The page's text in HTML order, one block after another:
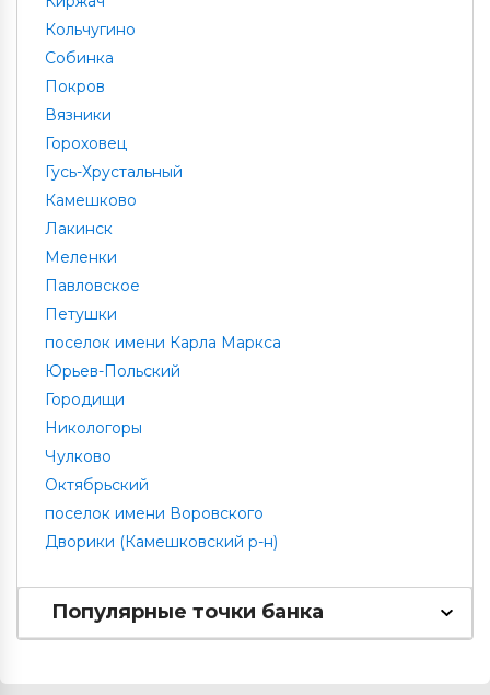
Кольчугино
Собинка
Покров
Вязники
Гороховец
Гусь-Хрустальный
Камешково
Лакинск
Меленки
Павловское
Петушки
поселок имени Карла Маркса
Юрьев-Польский
Городищи
Никологоры
Чулково
Октябрьский
поселок имени Воровского
Дворики (Камешковский р-н)
Популярные точки банка